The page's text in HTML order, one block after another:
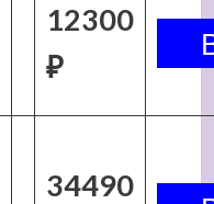
12300
₽
34490